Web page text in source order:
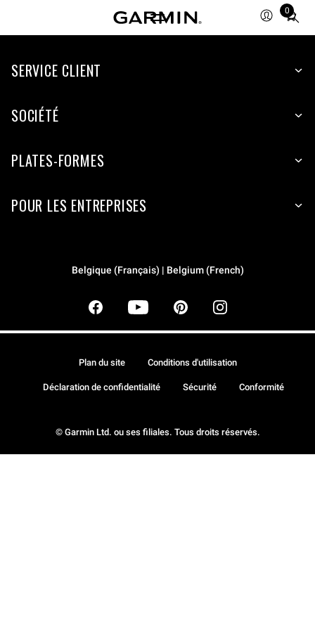
0
Total
items
cart:
SERVICE CLIENT
SOCIÉTÉ
PLATES-FORMES
POUR LES ENTREPRISES
Belgique (Français) | Belgium (French)
© Garmin Ltd. ou ses filiales. Tous droits réservés.
Plan du site Conditions d'utilisation
Déclaration de confidentialité Sécurité Conformité